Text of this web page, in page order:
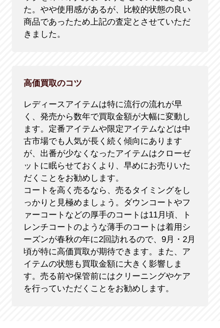
た。やや使用感があるが、比較的状態の良い
商品であったため上記の査定とさせていただ
きました。
高価買取のコツ
レディースアイテムは特に流行の流れが早
く、発売から数年で買取金額が大幅に変動し
ます。定番アイテムや限定アイテムなどは中
古市場でも人気が長く続く傾向にあります
が、出番が少なくなったアイテムはクローゼ
ットに眠らせておくより、早めにお売りいた
だくことをお勧めします。
コートを高く売るなら、売るタイミングをし
っかりと見極めましょう。ダウンコートやフ
ァーコートなどの厚手のコートは11月頃、ト
レンチコートのような薄手のコートは着用シ
ーズンが春秋の年に2回訪れるので、9月・2月
頃が特に高価買取が期待できます。また、ア
イテムの状態も買取金額に大きく影響しま
す。売る前や保管前にはクリーニングやケア
を行っていただくことをお勧めします。